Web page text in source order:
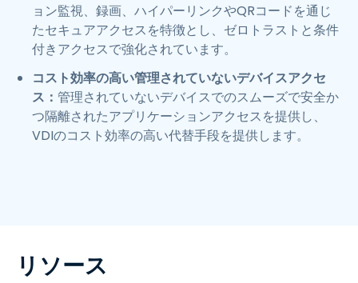
ョン監視、録画、ハイパーリンクやQRコードを通じ
たセキュアアクセスを特徴とし、ゼロトラストと条件
付きアクセスで強化されています。
コスト効率の高い管理されていないデバイスアクセ
ス： 管理されていないデバイスでのスムーズで安全か
つ隔離されたアプリケーションアクセスを提供し、
VDIのコスト効率の高い代替手段を提供します。
リソース